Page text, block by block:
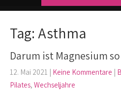
Tag: Asthma
Darum ist Magnesium
12. Mai 2021 | Keine Kommentare |
Pilates, Wechseljahre